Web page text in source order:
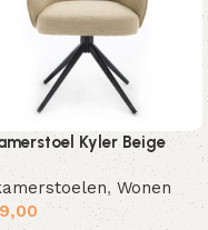
Kyler Beige
, Wonen